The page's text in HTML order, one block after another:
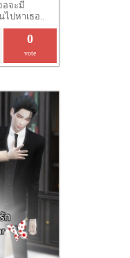
อจะมี
ปหาเธอ..
0
vote